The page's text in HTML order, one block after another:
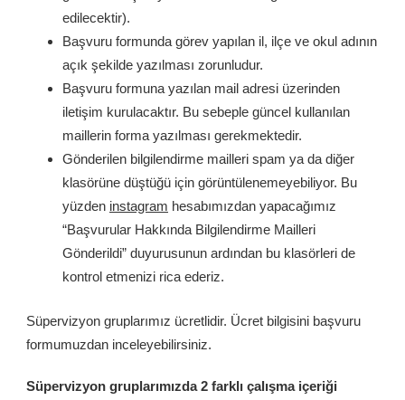
edilecektir).
Başvuru formunda görev yapılan il, ilçe ve okul adının
açık şekilde yazılması zorunludur.
Başvuru formuna yazılan mail adresi üzerinden
iletişim kurulacaktır. Bu sebeple güncel kullanılan
maillerin forma yazılması gerekmektedir.
Gönderilen bilgilendirme mailleri spam ya da diğer
klasörüne düştüğü için görüntülenemeyebiliyor. Bu
yüzden instagram hesabımızdan yapacağımız
“Başvurular Hakkında Bilgilendirme Mailleri
Gönderildi” duyurusunun ardından bu klasörleri de
kontrol etmenizi rica ederiz.
Süpervizyon gruplarımız ücretlidir. Ücret bilgisini başvuru
formumuzdan inceleyebilirsiniz.
Süpervizyon gruplarımızda 2 farklı çalışma içeriği